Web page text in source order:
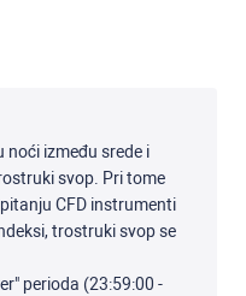
noći između srede i
svop. Pri tome
CFD instrumenti
trostruki svop se
perioda (23:59:00 -